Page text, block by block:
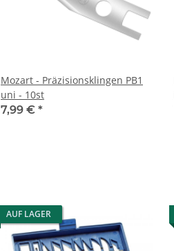
Mozart - Präzisionsklingen PB1
uni - 10st
7,99 € *
AUF LAGER